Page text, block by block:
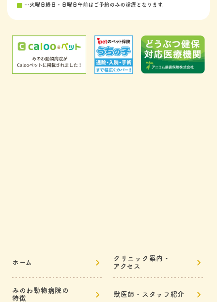
…火曜日終日・日曜日午前はご予約のみの診療となります。
ホーム
クリニック案内・
アクセス
みのわ動物病院の
特徴
獣医師・スタッフ紹介